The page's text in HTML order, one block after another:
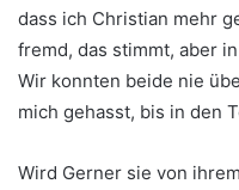
dass ich Christian mehr
fremd, das stimmt, aber
Wir konnten beide nie
mich gehasst, bis in den
Wird Gerner sie von